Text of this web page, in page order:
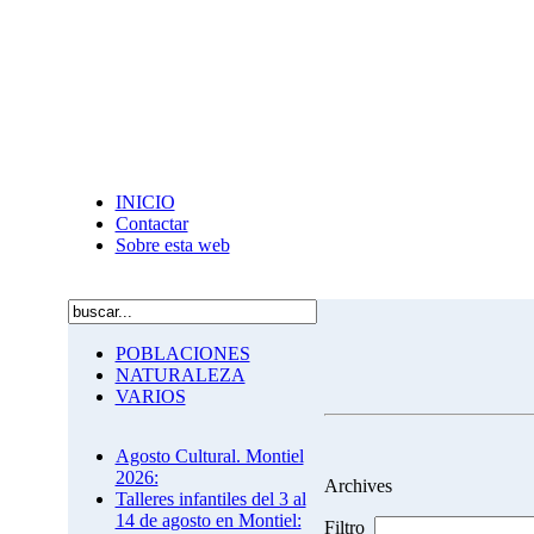
INICIO
Contactar
Sobre esta web
POBLACIONES
NATURALEZA
VARIOS
Agosto Cultural. Montiel
2026:
Talleres infantiles del 3 al
14 de agosto en Montiel:
Archives
Filtro